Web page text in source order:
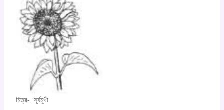
চিত্র- সূর্যমুখী